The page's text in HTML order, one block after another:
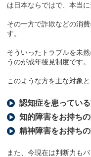
は日本ならではで、本当
その一方で詐欺などの消
す。
そういったトラブルを未
うのが成年後見制度です。
このような方を主な対象と
認知症を患ってい
知的障害をお持ち
精神障害をお持ち
また、今現在は判断力も